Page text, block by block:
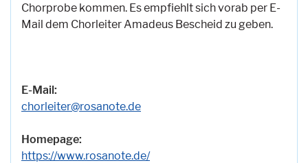
Chorprobe kommen. Es empfiehlt sich vorab per E-
Mail dem Chorleiter Amadeus Bescheid zu geben.
E-Mail:
chorleiter@rosanote.de
Homepage:
https://www.rosanote.de/